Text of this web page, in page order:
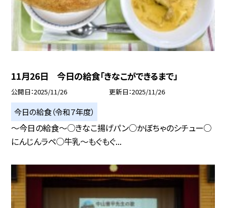
11月26日 今日の給食「きなこができるまで」
公開日 2025/11/26 更新日 2025/11/26
今日の給食（令和７年度）
～今日の給食～○きなこ揚げパン○かぼちゃのシチュー○
にんじんラペ○牛乳～もぐもぐ...